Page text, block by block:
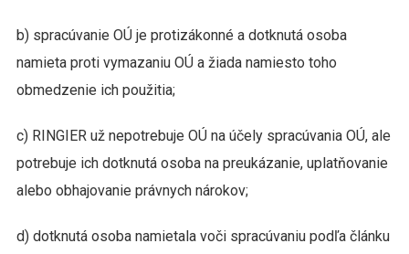
b) spracúvanie OÚ je protizákonné a dotknutá osoba
namieta proti vymazaniu OÚ a žiada namiesto toho
obmedzenie ich použitia;
c) RINGIER už nepotrebuje OÚ na účely spracúvania OÚ, ale
potrebuje ich dotknutá osoba na preukázanie, uplatňovanie
alebo obhajovanie právnych nárokov;
d) dotknutá osoba namietala voči spracúvaniu podľa článku